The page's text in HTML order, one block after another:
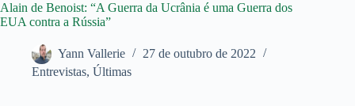
Alain de Benoist: “A Guerra da Ucrânia é uma Guerra dos
EUA contra a Rússia”
Yann Vallerie
27 de outubro de 2022
Entrevistas, Últimas